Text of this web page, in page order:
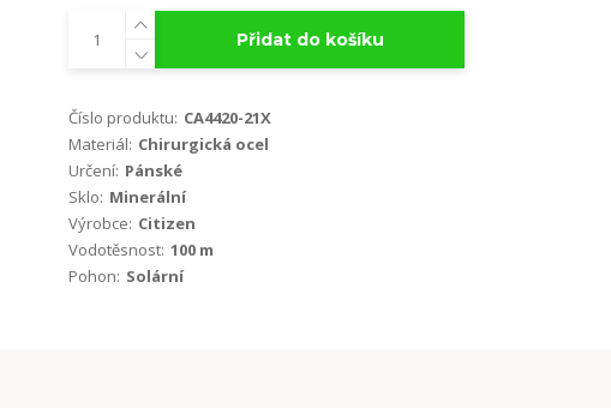
Přidat do košíku
Číslo produktu: CA4420-21X
Materiál: Chirurgická ocel
Určení: Pánské
Sklo: Minerální
Výrobce: Citizen
Vodotěsnost: 100 m
Pohon: Solární